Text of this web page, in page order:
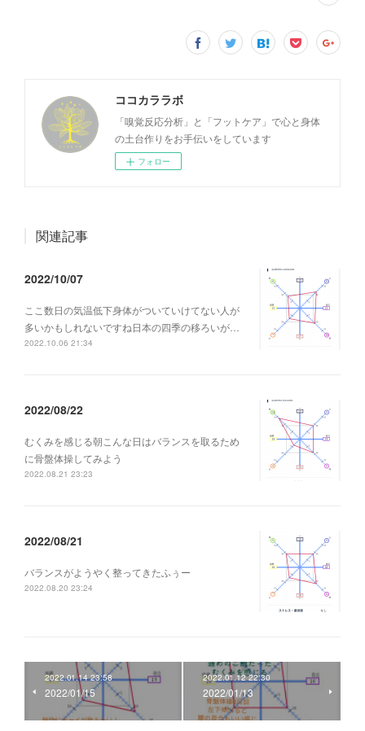
ココカララボ
「嗅覚反応分析」と「フットケア」で心と身体
の土台作りをお手伝いをしています
フォロー
関連記事
2022/10/07
ここ数日の気温低下身体がついていけてない人が
多いかもしれないですね日本の四季の移ろいが…
2022.10.06 21:34
2022/08/22
むくみを感じる朝こんな日はバランスを取るため
に骨盤体操してみよう
2022.08.21 23:23
2022/08/21
バランスがようやく整ってきたふぅー
2022.08.20 23:24
2022.01.14 23:58
2022/01/15
2022.01.12 22:30
2022/01/13